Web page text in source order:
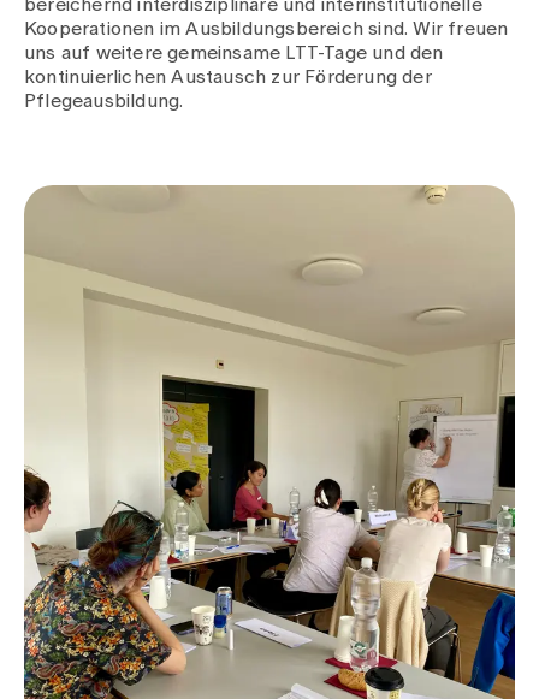
bereichernd interdisziplinäre und interinstitutionelle
Kooperationen im Ausbildungsbereich sind. Wir freuen
uns auf weitere gemeinsame LTT-Tage und den
kontinuierlichen Austausch zur Förderung der
Pflegeausbildung.